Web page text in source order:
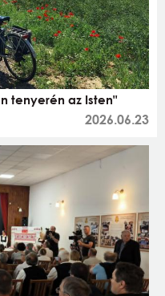
tenyerén az Isten"
2026.06.23